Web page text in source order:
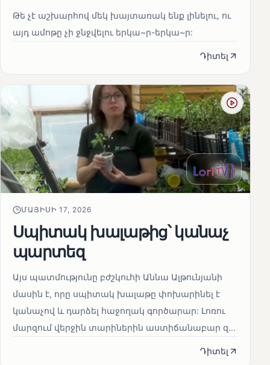
Թե չէ աշխարհով մեկ խայտառակ ենք լինելու, ու
այդ ամոթը չի ջնջվելու երկա~ր-երկա~ր:
Դիտել
ՄԱՅԻՍԻ 17, 2026
Սպիտակ խալաթից՝ կանաչ
պարտեզ
Այս պատմությունը բժշկուհի Աննա Ալթունյանի
մասին է, որը սպիտակ խալաթը փոխարինել է
կանաչով և դարձել հաջողակ գործարար: Լոռու
մարզում վերջին տարիներին աստիճանաբար զ...
Դիտել